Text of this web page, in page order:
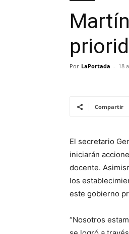
Por LaPortada - 18
Compartir
El secretario
iniciarán
docente.
los
este gobierno
“Nosotros